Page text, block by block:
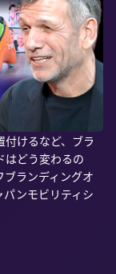
けるなど、ブラ
はどう変わるの
ランディングオ
ンモビリティシ